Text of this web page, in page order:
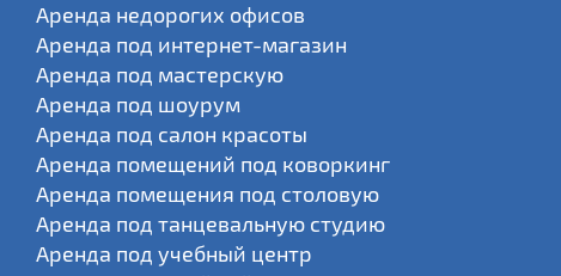
Аренда недорогих офисов
Аренда под интернет-магазин
Аренда под мастерскую
Аренда под шоурум
Аренда под салон красоты
Аренда помещений под коворкинг
Аренда помещения под столовую
Аренда под танцевальную студию
Аренда под учебный центр